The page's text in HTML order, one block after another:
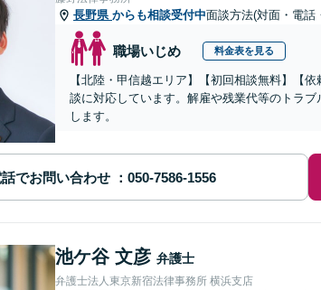
長野県 からも相談受付中面談方法(対面・電話
職場いじめ 料金表を見る
【北陸・甲信越エリア】【初回相談無料】【
談に対応しています。解雇や残業代等のトラ
します。
話でお問い合わせ
池ケ谷 文彦 弁護士
弁護士法人東京新宿法律事務所 横浜支店